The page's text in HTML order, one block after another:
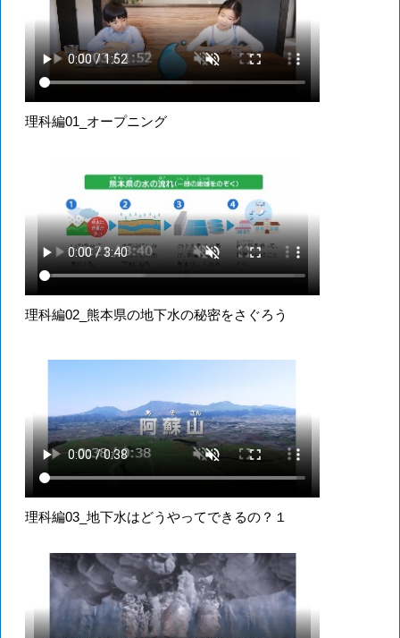
理科編01_オープニング
理科編02_熊本県の地下水の秘密をさぐろう
理科編03_地下水はどうやってできるの？１